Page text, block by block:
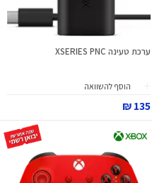
ערכת טעינה XSERIES PNC
הוסף להשוואה
135 ₪